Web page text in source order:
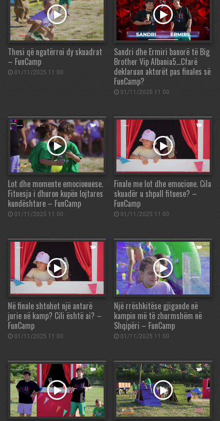
Thesi që ngatërroi dy skuadrat
– FunCamp
01/11/2025 11:00
Sandri dhe Ermiri banorë të Big
Brother Vip Albania5…Cfarë
deklaruan aktorët pas finales së
FunCamp?
01/11/2025 11:00
Lot dhe momente emocionuese.
Fituesja i dhuron kupën lojtares
kundështare – FunCamp
01/11/2025 11:00
Finale me lot dhe emocione. Cila
skuadër u shpall fituese? –
FunCamp
01/11/2025 11:00
Në finale shtohet një antarë
jurie në kamp? Cili është ai? –
FunCamp
01/11/2025 11:00
Një rrëshkitëse gjigande në
kampin më të zhurmshëm në
Shqipëri – FunCamp
01/11/2025 11:00